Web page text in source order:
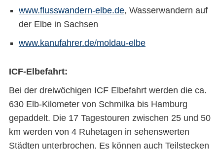
www.flusswandern-elbe.de, Wasserwandern auf
der Elbe in Sachsen
www.kanufahrer.de/moldau-elbe
ICF-Elbefahrt:
Bei der dreiwöchigen ICF Elbefahrt werden die ca.
630 Elb-Kilometer von Schmilka bis Hamburg
gepaddelt. Die 17 Tagestouren zwischen 25 und 50
km werden von 4 Ruhetagen in sehenswerten
Städten unterbrochen. Es können auch Teilstecken